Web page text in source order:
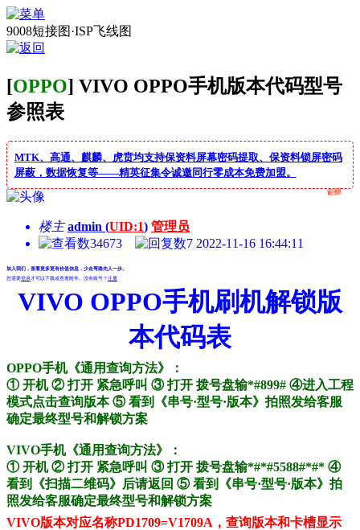
9008短接图·ISP飞线图
[OPPO] VIVO OPPO手机版本代码型号
参照表
MTK、高通、麒麟、虎贲均支持保资料屏幕密码提取、保资料锁屏密码
屏蔽，数据恢复等——精英征集令诚邀同行零成本免费加盟。
楼主 admin (UID:1) 管理员
34673
7 2022-11-16 16:44:11
加入我们，查看更多更有价值信息，少走弯路先人一步。
您需要登录才可以下载或查看附件。没有账号？注册
VIVO OPPO手机刷机解锁版
本代码表
OPPO手机《通用查询方法》：
① 开机 ② 打开 紧急呼叫 ③ 打开 拨号盘输*#899# ④进入工程
模式点击查询版本⑤ 看到《串号·型号·版本》拍照发给客服
确定最终型号和解锁方案
VIVO手机《通用查询方法》：
① 开机 ② 打开 紧急呼叫 ③ 打开 拨号盘输*#*#5588#*#* ④
看到《扫描二维码》后请返回 ⑤ 看到《串号·型号·版本》拍
照发给客服确定最终型号和解锁方案
VIVO版本对应名称PD1709=V1709A，查询版本和卡槽显示